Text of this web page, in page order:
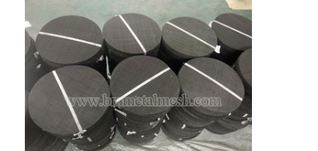
กระเป๋าสตางค์กาวิออนหิน
ตาข่ายโลหะสถาปัตยกรรม
มุ้งลวดอลูมิเนียม
ตัวกรองหน้าจอจอห์นสัน